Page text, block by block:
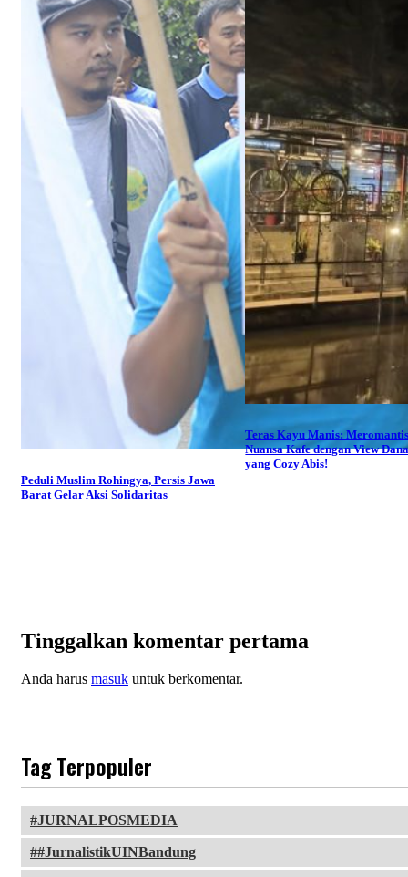
Peduli Muslim Rohingya, Persis Jawa
Barat Gelar Aksi Solidaritas
Teras Kayu Manis:
Nuansa Kafe dengan View
yang Cozy Abis!
Tinggalkan komentar pertama
Anda harus masuk untuk berkomentar.
Tag Terpopuler
JURNALPOSMEDIA
#JurnalistikUINBandung